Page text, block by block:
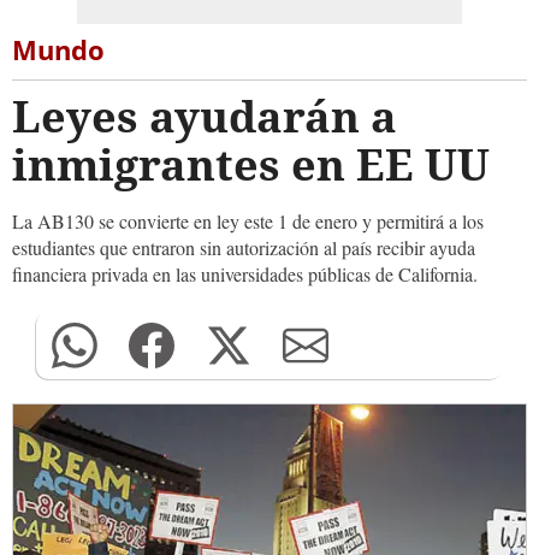
Mundo
Leyes ayudarán a
inmigrantes en EE UU
La AB130 se convierte en ley este 1 de enero y permitirá a los
estudiantes que entraron sin autorización al país recibir ayuda
financiera privada en las universidades públicas de California.